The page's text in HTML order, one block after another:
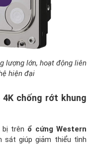
lượng lớn, hoạt động liên
hiện đại
4K chống rớt khung
bị trên ổ cứng Western
sát giúp giảm thiểu tình